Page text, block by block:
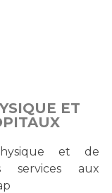
ET
et de
services aux